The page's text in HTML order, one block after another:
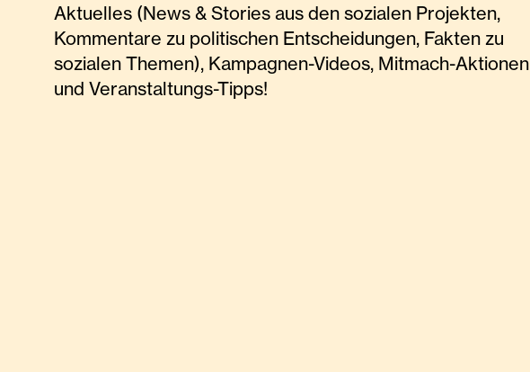
Aktuelles (News & Stories aus den sozialen Projekten,
Kommentare zu politischen Entscheidungen, Fakten zu
sozialen Themen), Kampagnen-Videos, Mitmach-Aktionen
und Veranstaltungs-Tipps!